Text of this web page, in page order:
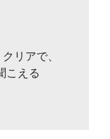
リアで、
こえる